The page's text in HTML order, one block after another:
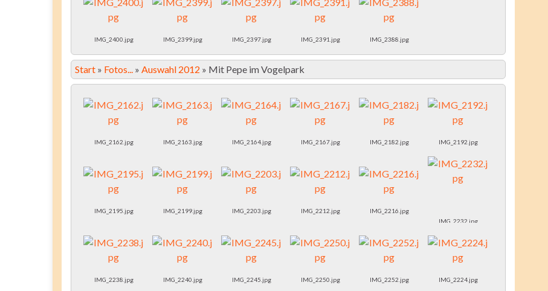
IMG_2400.jpg IMG_2399.jpg IMG_2397.jpg IMG_2391.jpg IMG_2388.jpg
Start » Fotos... » Auswahl 2012 » Mit Pepe im Vogelpark
IMG_2162.jpg IMG_2163.jpg IMG_2164.jpg IMG_2167.jpg IMG_2182.jpg IMG_2192.jpg
IMG_2195.jpg IMG_2199.jpg IMG_2203.jpg IMG_2212.jpg
IMG_2216.jpg
IMG_2232.jpg
IMG_2238.jpg IMG_2240.jpg IMG_2245.jpg IMG_2250.jpg IMG_2252.jpg IMG_2224.jpg